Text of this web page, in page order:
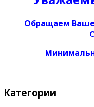
Обращаем
Категории